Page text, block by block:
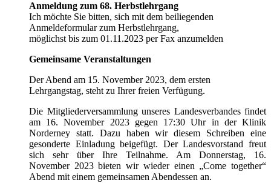
Anmeldung zum 68. Herbstlehrgang
Ich möchte Sie bitten, sich mit dem beiliegenden
Anmeldeformular zum Herbstlehrgang,
möglichst bis zum 01.11.2023 per Fax anzumelden
Gemeinsame Veranstaltungen
Der Abend am 15. November 2023, dem ersten
Lehrgangstag, steht zu Ihrer freien Verfügung.
Die Mitgliederversammlung unseres Landesverbandes findet
am 16. November 2023 gegen 17:30 Uhr in der Klinik
Norderney statt. Dazu haben wir diesem Schreiben eine
gesonderte Einladung beigefügt. Der Landesvorstand freut
sich sehr über Ihre Teilnahme. Am Donnerstag, 16.
November 2023 bieten wir wieder einen „Come together“
Abend mit einem gemeinsamen Abendessen an.